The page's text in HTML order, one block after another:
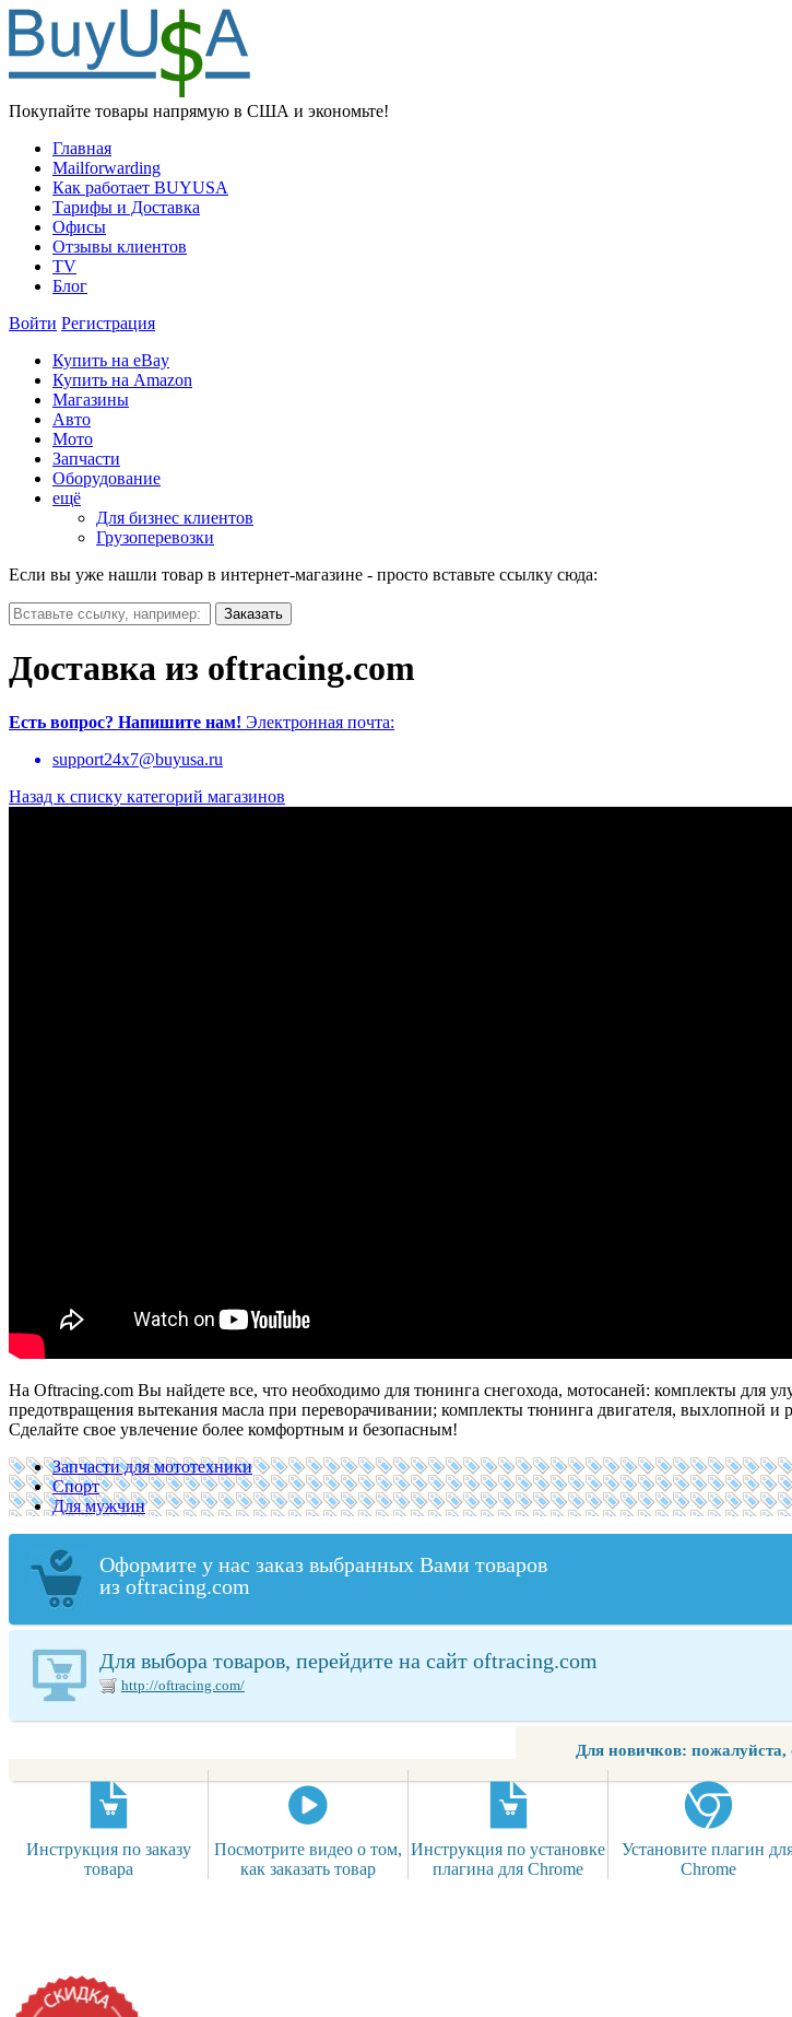
Покупайте товары напрямую в США и экономьте!
Главная
Mailforwarding
Как работает BUYUSA
Тарифы и Доставка
Офисы
Отзывы клиентов
TV
Блог
Войти Регистрация
Купить на eBay
Купить на Amazon
Магазины
Авто
Мото
Запчасти
Оборудование
ещё
Для бизнес клиентов
Грузоперевозки
Если вы уже нашли товар в интернет-магазине - просто вставьте ссылку сюда:
Доставка из oftracing.com
Есть вопрос? Напишите нам! Электронная почта:
support24x7@buyusa.ru
Назад к списку категорий магазинов
На Oftracing.com Вы найдете все, что необходимо для тюнинга снегохода, мотосаней: комплекты для
предотвращения вытекания масла при переворачивании; комплекты тюнинга двигателя, выхлопной и
Сделайте свое увлечение более комфортным и безопасным!
Запчасти для мототехники
Спорт
Для мужчин
Оформите у нас заказ выбранных Вами товаров
из oftracing.com
Для выбора товаров, перейдите на сайт oftracing.com
http://oftracing.com/
Для новичков: пожалуйста,
Инструкция по заказу
товара
Посмотрите видео о том,
как заказать товар
Инструкция по установке
плагина для Chrome
Установите плагин
Chrome